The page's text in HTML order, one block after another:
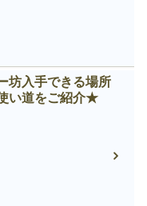
坊入手できる場所
い道をご紹介★